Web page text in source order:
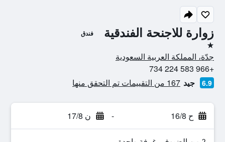
زوارة للاجنحة الفندقية فندق
نجمة واحدة
جدّة، المملكة العربية السعودية
+966 583 224 734
6.9 جيد 167 من التقييمات تم التحقق منها
ح 16/8 - ن 17/8